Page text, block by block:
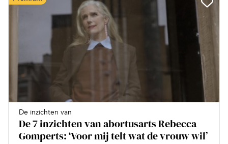
De inzichten van
De 7 inzichten van abortusarts Rebecca
Gomperts: ‘Voor mij telt wat de vrouw wil’